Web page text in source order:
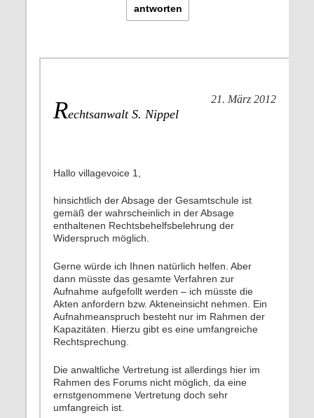
antworten
Rechtsanwalt S. Nippel
21. März 2012
Hallo villagevoice 1,
hinsichtlich der Absage der Gesamtschule ist
gemäß der wahrscheinlich in der Absage
enthaltenen Rechtsbehelfsbelehrung der
Widerspruch möglich.
Gerne würde ich Ihnen natürlich helfen. Aber
dann müsste das gesamte Verfahren zur
Aufnahme aufgefollt werden – ich müsste die
Akten anfordern bzw. Akteneinsicht nehmen. Ein
Aufnahmeanspruch besteht nur im Rahmen der
Kapazitäten. Hierzu gibt es eine umfangreiche
Rechtsprechung.
Die anwaltliche Vertretung ist allerdings hier im
Rahmen des Forums nicht möglich, da eine
ernstgenommene Vertretung doch sehr
umfangreich ist.